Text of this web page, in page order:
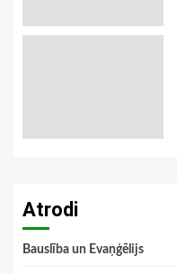
Atrodi
Bauslība un Evaņģēlijs